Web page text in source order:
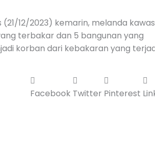
12/2023) kemarin, melanda
terbakar dan 5 bangunan yang
korban dari kebakaran yang
Facebook Twitter Pinterest